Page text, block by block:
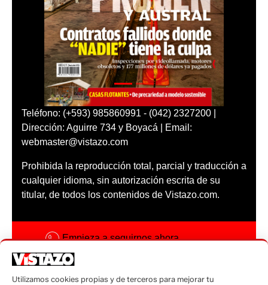
Teléfono: (+593) 985860991 - (042) 2327200 |
Dirección: Aguirre 734 y Boyacá | Email:
webmaster@vistazo.com
Prohibida la reproducción total, parcial y traducción a
cualquier idioma, sin autorización escrita de su
titular, de todos los contenidos de Vistazo.com.
Empieza a seguirnos ahora
Código ética
Utilizamos cookies propias y de terceros para mejorar tu